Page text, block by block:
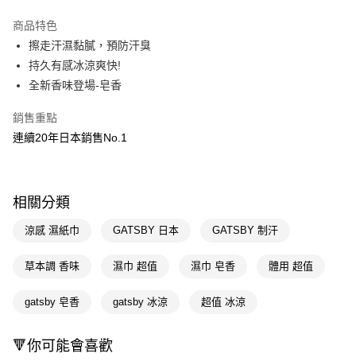
LINE Pay
Apple Pay
悠遊付
相關說明
【關於「AFTEE先享後付」】
１．簡單：不需註冊會員、不需綁卡、不需儲值。
３．安心：先確認商品／服務後，再付款。
１．於結帳方式選擇「AFTEE先享後付」後，將跳轉至「AFTEE先享後付」
結帳頁面，進行簡訊認證並確認金額後，即可完成結帳。
即享券
全家取貨付款
付款後全家取貨
商品特色
擦走汗濕黏膩，預防汗臭
持久有感冰涼爽快!
全新香味登場-皂香
銷售重點
連續20年日本銷售No.1
相關分類
涼感 濕紙巾 GATSBY 日本 GATSBY 制汗
草本調 香味 濕巾 超值 濕巾 皂香 體用 超值
gatsby 皂香 gatsby 冰涼 超值 冰涼
🔻你可能會喜歡